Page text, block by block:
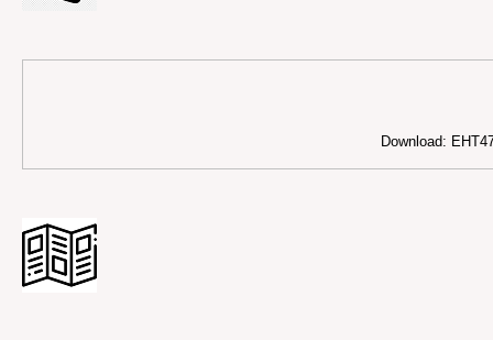
Download: